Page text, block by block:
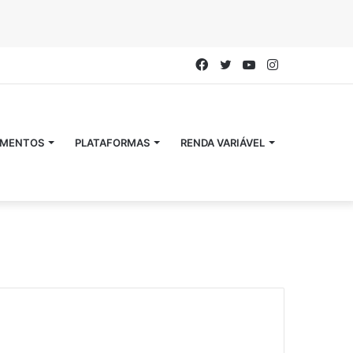
YouTube
Twitter
Facebook
PLATAFORMAS RENDA VARIÁVEL